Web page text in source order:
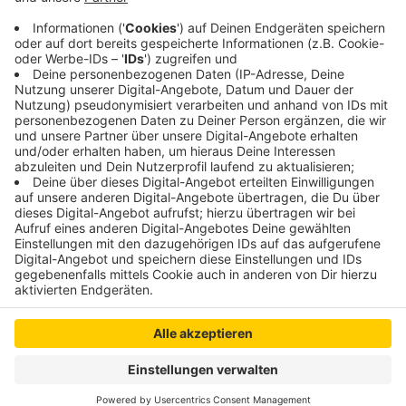
Veröffentlicht:Freitag, 28.10.2022 10:36
Anzeige
Anzeige